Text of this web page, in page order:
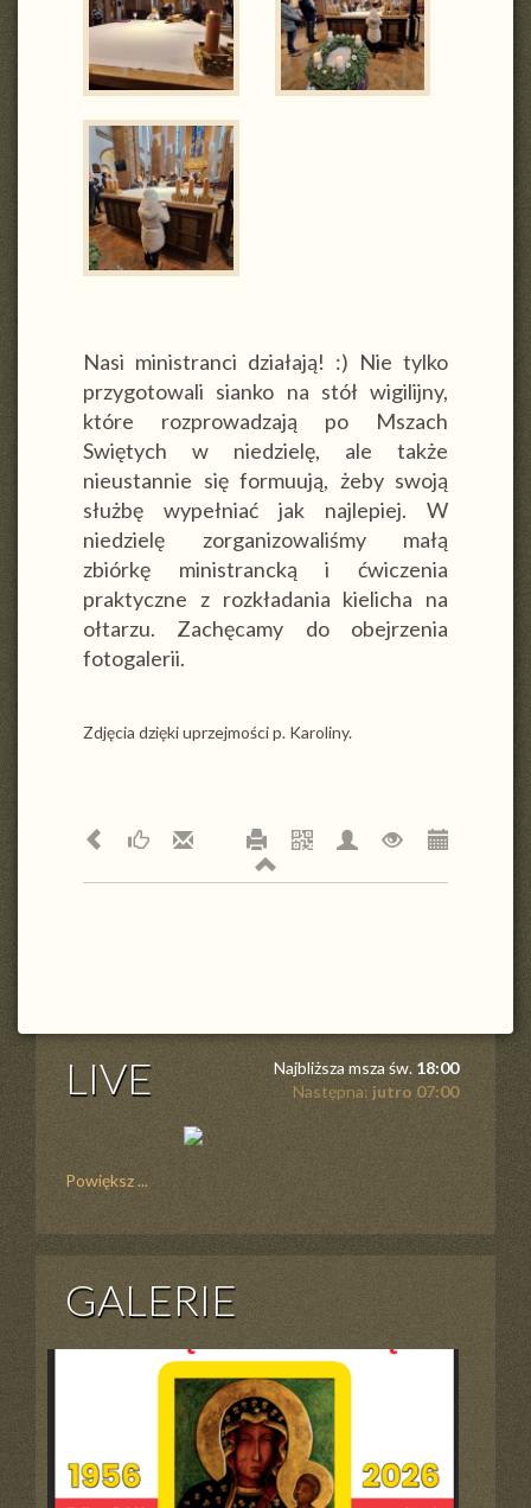
Nasi ministranci działają! :) Nie tylko
przygotowali sianko na stół wigilijny,
które rozprowadzają po Mszach
Swiętych w niedzielę, ale także
nieustannie się formuują, żeby swoją
służbę wypełniać jak najlepiej. W
niedzielę zorganizowaliśmy małą
zbiórkę ministrancką i ćwiczenia
praktyczne z rozkładania kielicha na
ołtarzu. Zachęcamy do obejrzenia
fotogalerii.
Zdjęcia dzięki uprzejmości p. Karoliny.
LIVE Najbliższa msza św. 18:00
Następna: jutro 07:00
Powiększ ...
GALERIE